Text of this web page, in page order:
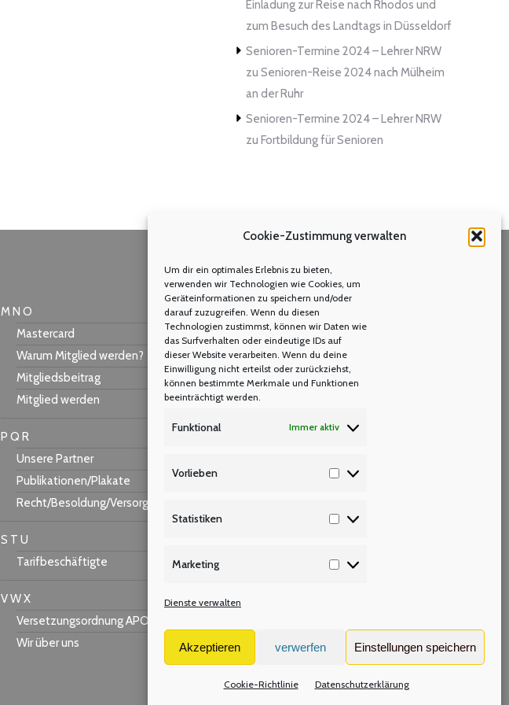
Cookie-Zustimmung verwalten
Um dir ein optimales Erlebnis zu bieten,
verwenden wir Technologien wie Cookies, um
Geräteinformationen zu speichern und/oder
darauf zuzugreifen. Wenn du diesen
Technologien zustimmst, können wir Daten wie
das Surfverhalten oder eindeutige IDs auf
dieser Website verarbeiten. Wenn du deine
Einwilligung nicht erteilst oder zurückziehst,
können bestimmte Merkmale und Funktionen
beeinträchtigt werden.
Funktional Immer aktiv
Vorlieben
Statistiken
Marketing
Dienste verwalten
Akzeptieren verwerfen Einstellungen speichern
Cookie-Richtlinie Datenschutzerklärung
Einladung zur Reise nach Rhodos und
zum Besuch des Landtags in Düsseldorf
Senioren-Termine 2024 – Lehrer NRW
zu Senioren-Reise 2024 nach Mülheim
an der Ruhr
Senioren-Termine 2024 – Lehrer NRW
zu Fortbildung für Senioren
M N O
Mastercard
Warum Mitglied werden?
Mitgliedsbeitrag
Mitglied werden
P Q R
Unsere Partner
Publikationen/Plakate
Recht/Besoldung/Versorgung
S T U
Tarifbeschäftigte
V W X
Versetzungsordnung APO-SI
Wir über uns
Volltextsuche
Search: